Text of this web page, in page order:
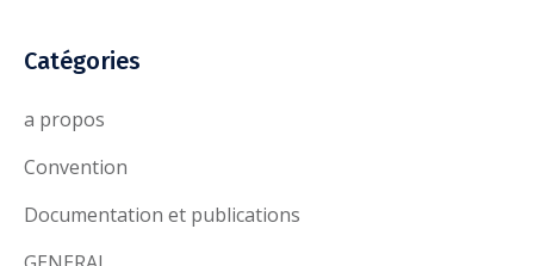
Catégories
a propos
Convention
Documentation et publications